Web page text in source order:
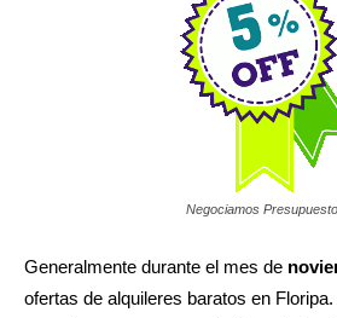
Negociamos
Generalmente durante el mes de
ofertas de alquileres baratos en